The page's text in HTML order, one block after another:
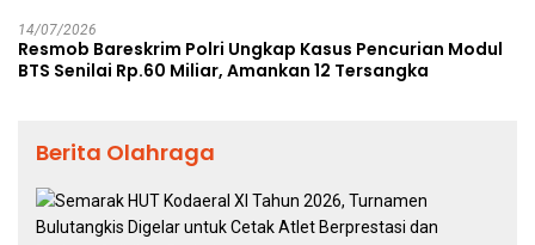
14/07/2026
Resmob Bareskrim Polri Ungkap Kasus Pencurian Modul
BTS Senilai Rp.60 Miliar, Amankan 12 Tersangka
Berita Olahraga